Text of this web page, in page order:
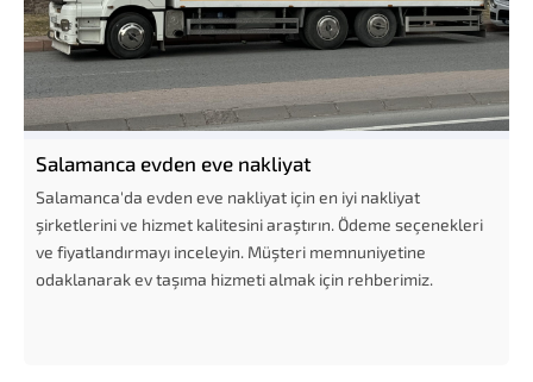
Salamanca evden eve nakliyat
Salamanca'da evden eve nakliyat için en iyi nakliyat
şirketlerini ve hizmet kalitesini araştırın. Ödeme seçenekleri
ve fiyatlandırmayı inceleyin. Müşteri memnuniyetine
odaklanarak ev taşıma hizmeti almak için rehberimiz.